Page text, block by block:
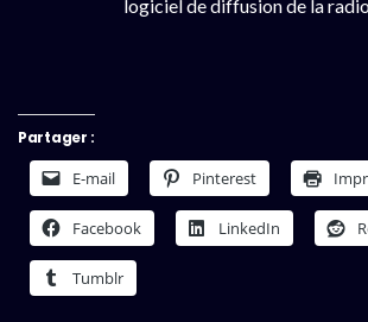
logiciel de diffusion de la
Partager :
E-mail Pinterest
Facebook LinkedIn
Tumblr